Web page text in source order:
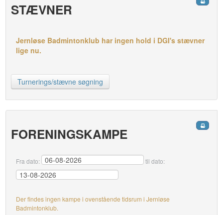
STÆVNER
Jernløse Badmintonklub har ingen hold i DGI's stævner
lige nu.
Turnerings/stævne søgning
FORENINGSKAMPE
Fra dato: til dato:
Der findes ingen kampe i ovenstående tidsrum i Jernløse
Badmintonklub.